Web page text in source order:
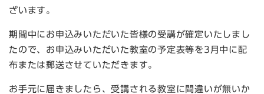
ざいます。
期間中にお申込みいただいた皆様の受講が確定いたしまし
たので、お申込みいただいた教室の予定表等を3月中に配
布または郵送させていただきます。
お手元に届きましたら、受講される教室に間違いが無いか